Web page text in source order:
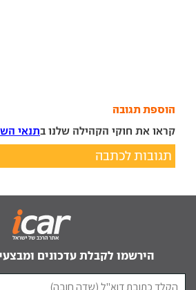
הוספת תגובה
קראו את חוקי הקהילה שלנו בתנאי
תגובות לכתבה
הירשמו לקבלת עדכונים